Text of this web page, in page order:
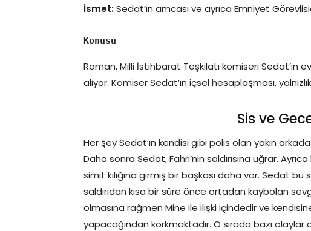
İsmet:Sedat’ın amcası ve ayrıca Emniyet
Konusu
Roman, Milli İstihbarat Teşkilatı komiseri Sedat’ın
alıyor. Komiser Sedat’ın içsel hesaplaşması,
Sis ve
Her şey Sedat’ın kendisi gibi polis olan yakın
Daha sonra Sedat, Fahri’nin saldırısına uğrar.
simit kılığına girmiş bir başkası daha var. Sedat bu
saldırıdan kısa bir süre önce ortadan kaybolan
olmasına rağmen Mine ile ilişki içindedir ve kendisine
yapacağından korkmaktadır. O sırada bazı olaylar